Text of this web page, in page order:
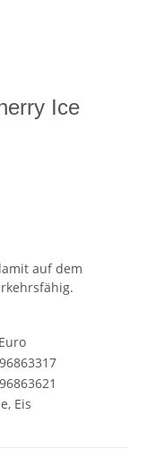
Ice
auf dem
Eis